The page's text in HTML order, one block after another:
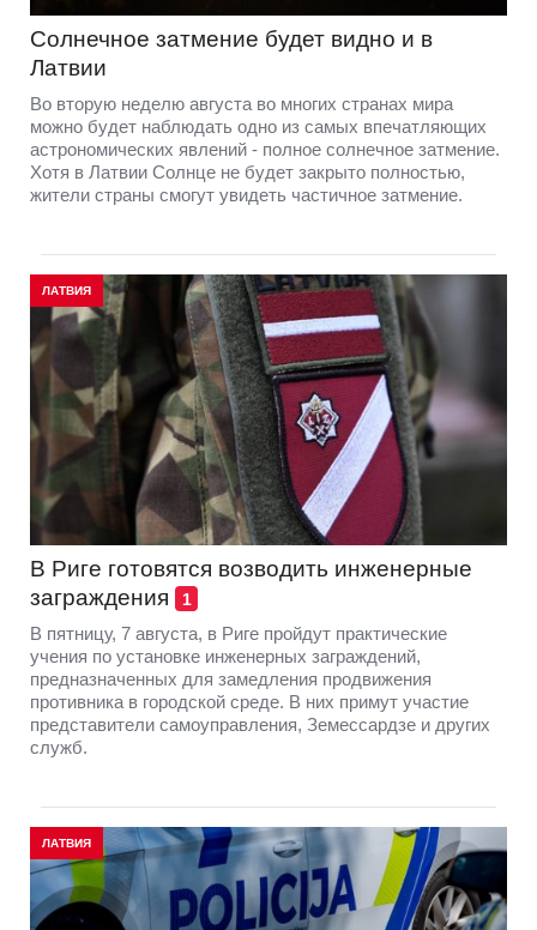
Солнечное затмение будет видно и в
Латвии
Во вторую неделю августа во многих странах мира
можно будет наблюдать одно из самых впечатляющих
астрономических явлений - полное солнечное затмение.
Хотя в Латвии Солнце не будет закрыто полностью,
жители страны смогут увидеть частичное затмение.
ЛАТВИЯ
В Риге готовятся возводить инженерные
заграждения
1
В пятницу, 7 августа, в Риге пройдут практические
учения по установке инженерных заграждений,
предназначенных для замедления продвижения
противника в городской среде. В них примут участие
представители самоуправления, Земессардзе и других
служб.
ЛАТВИЯ